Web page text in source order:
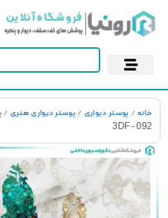
/پوستر دیواری /پوستر دیواری هنری/
3DF-